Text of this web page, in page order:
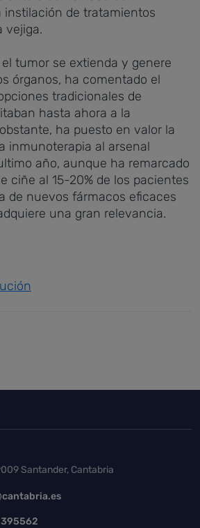
instilación de tratamientos
vejiga.
tumor se extienda y genere
órganos, ha comentado el
tradicionales de
hasta ahora a la
ha puesto en valor la
inmunoterapia al arsenal
año, aunque ha remarcado
ciñe al 15-20% de los pacientes
de nuevos fármacos eficaces
una gran relevancia.
de página
Santander, Cantabria